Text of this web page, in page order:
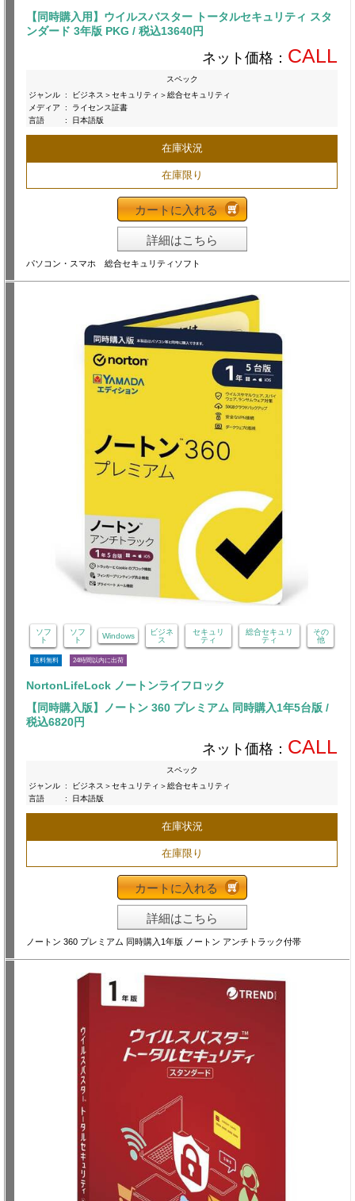
【同時購入用】ウイルスバスター トータルセキュリティ スタ
ンダード 3年版 PKG / 税込13640円
ネット価格： CALL
スペック
ジャンル :
ビジネス＞セキュリティ＞総合セキュリティ
メディア
:
ライセンス証書
言語
: 日本語版
在庫状況
在庫限り
カートに入れる
詳細はこちら
パソコン・スマホ 総合セキュリティソフト
ソフ
ト
ソフ
ト
Windows
ビジネ
ス
セキュリ
ティ
総合セキュリ
ティ
その
他
送料無料 24時間以内に出荷
NortonLifeLock ノートンライフロック
【同時購入版】ノートン 360 プレミアム 同時購入1年5台版 /
税込6820円
ネット価格： CALL
スペック
ジャンル :
ビジネス＞セキュリティ＞総合セキュリティ
言語
: 日本語版
在庫状況
在庫限り
カートに入れる
詳細はこちら
ノートン 360 プレミアム 同時購入1年版 ノートン アンチトラック付帯